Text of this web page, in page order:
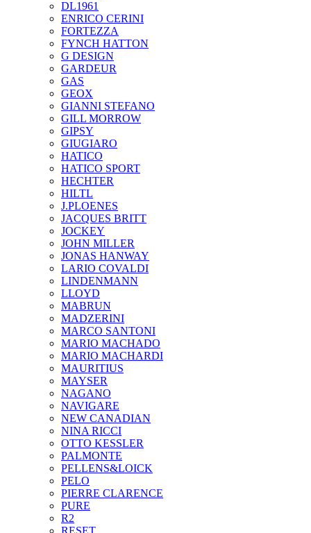
DL1961
ENRICO CERINI
FORTEZZA
FYNCH HATTON
G DESIGN
GARDEUR
GAS
GEOX
GIANNI STEFANO
GILL MORROW
GIPSY
GIUGIARO
HATICO
HATICO SPORT
HECHTER
HILTL
J.PLOENES
JAСQUES BRITT
JOCKEY
JOHN MILLER
JONAS HANWAY
LARIO COVALDI
LINDENMANN
LLOYD
MABRUN
MADZERINI
MARCO SANTONI
MARIO MACHADO
MARIO MACHARDI
MAURITIUS
MAYSER
NAGANO
NAVIGARE
NEW CANADIAN
NINA RICCI
OTTO KESSLER
PALMONTE
PELLENS&LOICK
PELO
PIERRE CLARENCE
PURE
R2